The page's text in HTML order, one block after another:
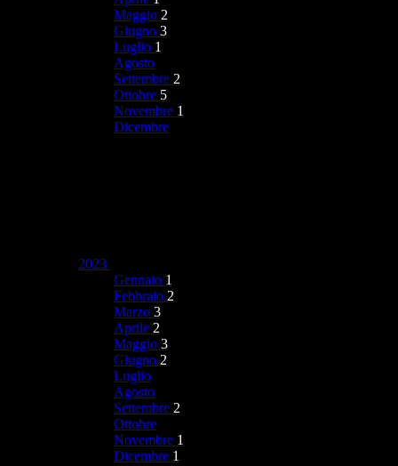
Maggio 2
Giugno 3
Luglio 1
Agosto
Settembre 2
Ottobre 5
Novembre 1
Dicembre
2023
Gennaio 1
Febbraio 2
Marzo 3
Aprile 2
Maggio 3
Giugno 2
Luglio
Agosto
Settembre 2
Ottobre
Novembre 1
Dicembre 1